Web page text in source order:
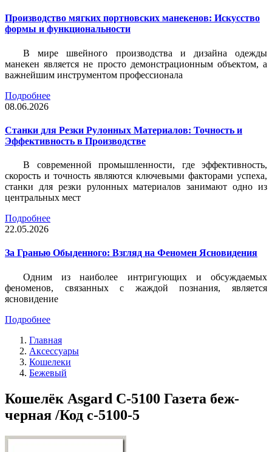
Производство мягких портновских манекенов: Искусство
формы и функциональности
В мире швейного производства и дизайна одежды
манекен является не просто демонстрационным объектом, а
важнейшим инструментом профессионала
Подробнее
08.06.2026
Станки для Резки Рулонных Материалов: Точность и
Эффективность в Производстве
В современной промышленности, где эффективность,
скорость и точность являются ключевыми факторами успеха,
станки для резки рулонных материалов занимают одно из
центральных мест
Подробнее
22.05.2026
За Гранью Обыденного: Взгляд на Феномен Ясновидения
Одним из наиболее интригующих и обсуждаемых
феноменов, связанных с жаждой познания, является
ясновидение
Подробнее
Главная
Аксессуары
Кошелеки
Бежевый
Кошелёк Asgard С-5100 Газета беж-
черная /Код с-5100-5